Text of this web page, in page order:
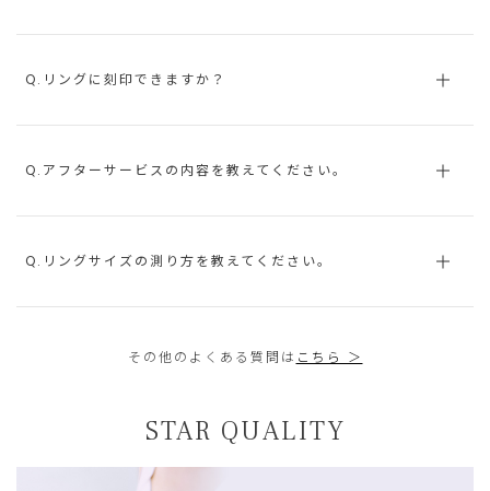
Q.リングに刻印できますか？
Q.アフターサービスの内容を教えてください。
Q.リングサイズの測り方を教えてください。
その他のよくある質問は こちら ＞
STAR QUALITY